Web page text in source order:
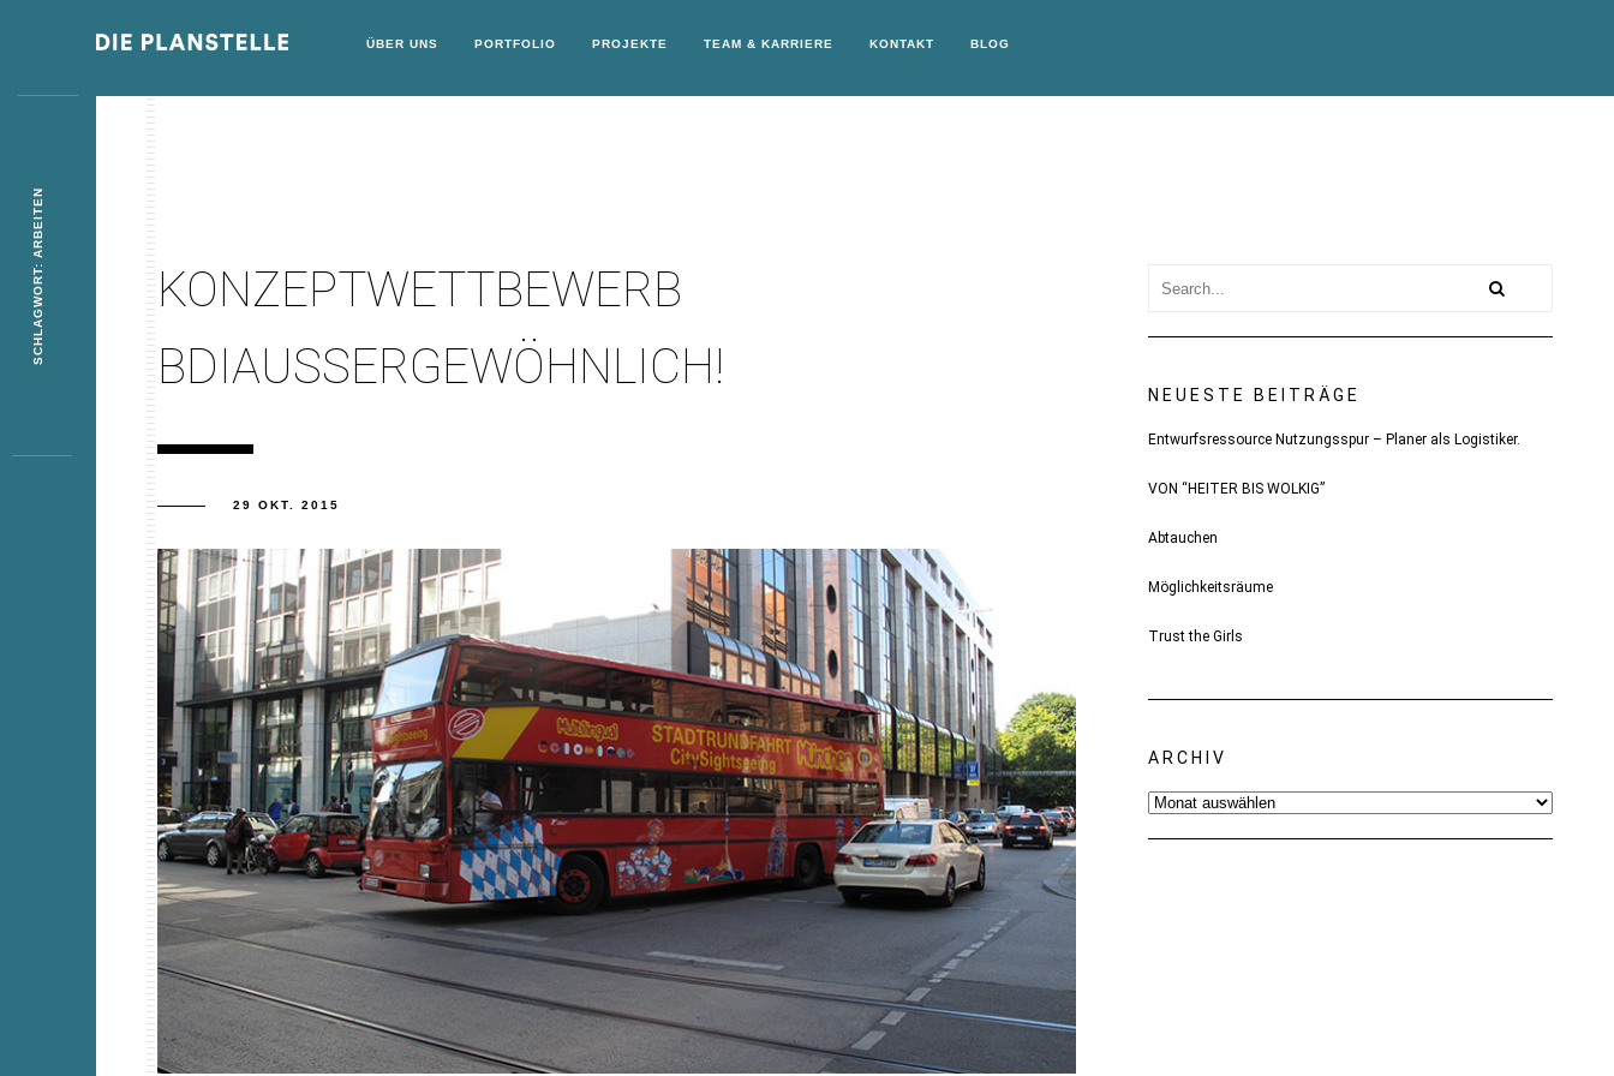
ÜBER UNS PORTFOLIO PROJEKTE TEAM & KARRIERE KONTAKT BLOG
KONZEPTWETTBEWERB
BDIAUSSERGEWÖHNLICH!
29 OKT. 2015
NEUESTE BEITRÄGE
Entwurfsressource Nutzungsspur – Planer als Logistiker.
VON “HEITER BIS WOLKIG”
Abtauchen
Möglichkeitsräume
Trust the Girls
ARCHIV
Archiv
SCHLAGWORT: ARBEITEN